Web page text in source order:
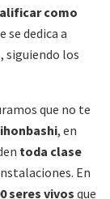
como
se dedica a
siguiendo los
que no te
, en
toda clase
En
seres vivosque